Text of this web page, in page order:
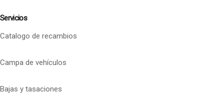
Servicios
Catalogo de recambios
Campa de vehículos
Bajas y tasaciones